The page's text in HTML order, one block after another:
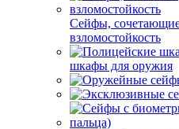
Сейфы, сочетающие
взломостойкость
шкафы для оружия